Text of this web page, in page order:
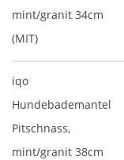
mint/granit 34cm
(MIT)
iqo
Hundebademantel
Pitschnass,
mint/granit 38cm